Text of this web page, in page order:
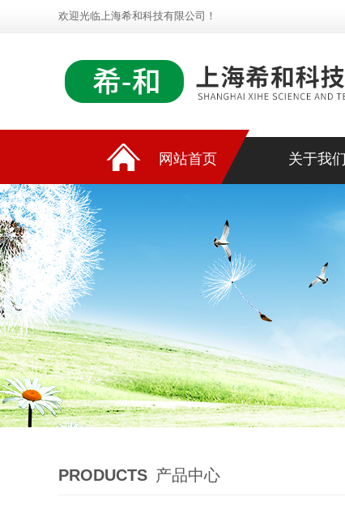
欢迎光临上海希和科技有限公司！
网站首页 关于我们
PRODUCTS 产品中心